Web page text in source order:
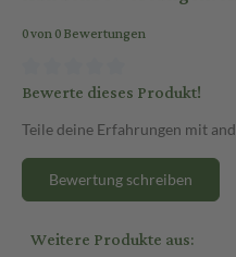
0 von 0 Bewertungen
Bewerte dieses Produkt!
Teile deine Erfahrungen mit
Bewertung schreiben
Weitere Produkte aus: